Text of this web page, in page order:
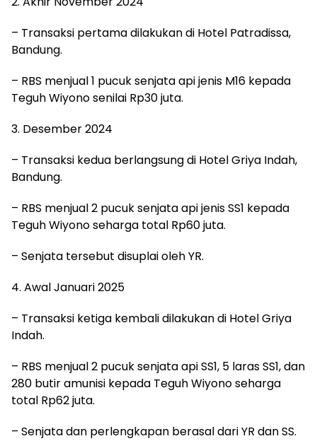
– Transaksi pertama dilakukan di Hotel Patradissa,
Bandung.
– RBS menjual 1 pucuk senjata api jenis M16 kepada
Teguh Wiyono senilai Rp30 juta.
3. Desember 2024
– Transaksi kedua berlangsung di Hotel Griya Indah,
Bandung.
– RBS menjual 2 pucuk senjata api jenis SS1 kepada
Teguh Wiyono seharga total Rp60 juta.
– Senjata tersebut disuplai oleh YR.
4. Awal Januari 2025
– Transaksi ketiga kembali dilakukan di Hotel Griya
Indah.
– RBS menjual 2 pucuk senjata api SS1, 5 laras SS1, dan
280 butir amunisi kepada Teguh Wiyono seharga
total Rp62 juta.
– Senjata dan perlengkapan berasal dari YR dan SS.